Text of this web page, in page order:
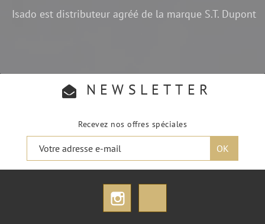
Isado est distributeur agréé de la marque S.T. Dupont
NEWSLETTER
Recevez nos offres spéciales